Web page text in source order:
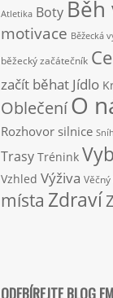
Atletika Boty
motivace Běžecká
běžecký začátečník
začít běhat Jídlo
OblečeníO
Rozhovor silnice Sníh
Trasy Trénink
Vzhled Výživa
místa Zdraví
ODEBÍREJTE BLOG